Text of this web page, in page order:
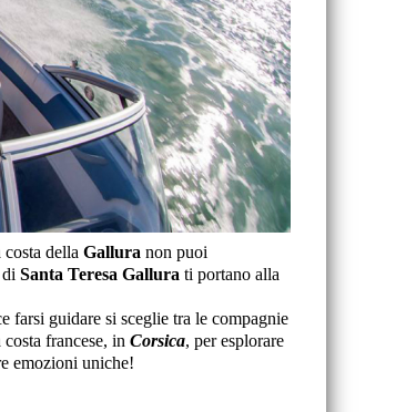
della Gallura non puoi
di Santa Teresa Gallura ti portano alla
farsi guidare si sceglie tra le compagnie
francese, in Corsica, per esplorare
emozioni uniche!